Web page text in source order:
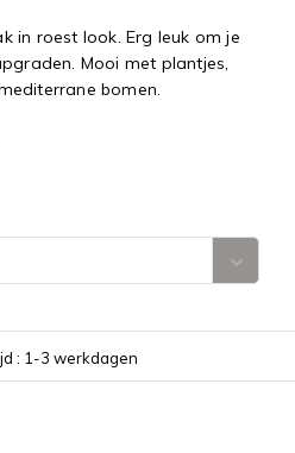
in roest look. Erg leuk om je
Mooi met plantjes,
bomen.
: 1-3 werkdagen